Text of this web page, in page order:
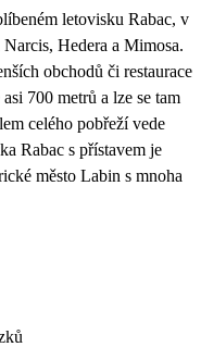
letovisku Rabac, v
Hedera a Mimosa.
obchodů či restaurace
700 metrů a lze se tam
celého pobřeží vede
Rabac s přístavem je
město Labin s mnoha